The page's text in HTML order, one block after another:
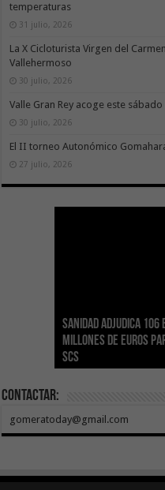
temperaturas
31 julio, 2026
La X Cicloturista Virgen del
Vallehermoso
30 julio, 2026
Valle Gran Rey acoge este
30 julio, 2026
El II torneo Autonómico
27 julio, 2026
Sanidad adjudica
millones de euros
SCS
Gesplan logra la
Índice de
año consecutivo
El Gobierno canario
POSEICAN-Pesca al
tras aumentar las
Transición Ecológica
adhesión a la Red de
Canarias
Visocan incorpora
vivienda protegida
asequible de Tenerife
Sanidad refuerza la
los centros de salud
ecografía clínica
Contactar:
gomeratoday@gmail.com